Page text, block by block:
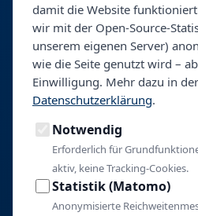
Talentpool
Personalberatung & Direktsuche
Unternehmen
Impressum
Datenschutz
Cookie-Einstellungen
damit die Website
wir mit der Open-Source-
unserem eigenen Server)
wie die Seite genutzt wird –
Einwilligung. Mehr dazu in der
Datenschutzerklärung.
Notwendig
Erforderlich für
aktiv, keine Tracking-Cookies.
Statistik (Matomo)
Anonymisierte